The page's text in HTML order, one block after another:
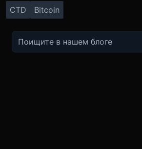
CTD Bitcoin